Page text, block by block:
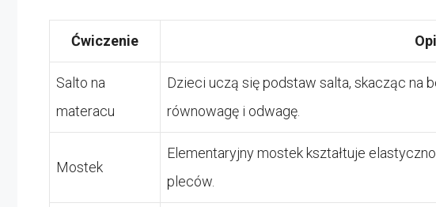
Ćwiczenie
Salto na
materacu
Dzieci uczą się podstaw salta, skacząc na
równowagę i odwagę.
Mostek
Elementaryjny mostek kształtuje
pleców.